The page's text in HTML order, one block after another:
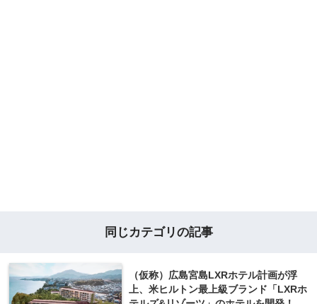
同じカテゴリの記事
（仮称）広島宮島LXRホテル計画が浮
上、米ヒルトン最上級ブランド「LXRホ